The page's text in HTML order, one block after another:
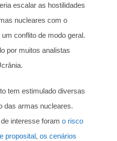
escalar as hostilidades
nucleares com o
conflito de modo geral.
por muitos analistas
tem estimulado diversas
das armas nucleares.
interesse foram o risco
proposital, os cenários